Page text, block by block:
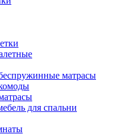
матрасы
для спальни